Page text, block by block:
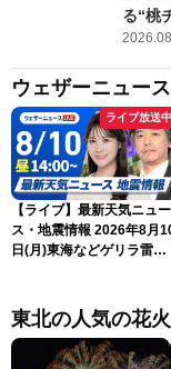
る“桃
ウェザーニュー
ライブ放送中
【ライブ】最新天気ニュー
ス・地震情報 2026年8月
日(月)東海などゲリラ雷雨
ースLiVEアフタヌーン・戸
北美月／宇野沢達也〉
東北の人気の花